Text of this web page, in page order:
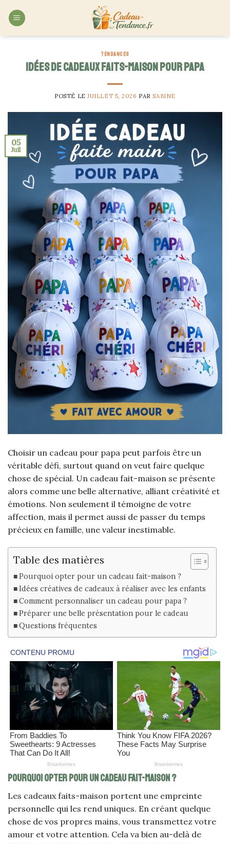
TENDANCES
Idées de cadeaux faits-maison pour papa
POSTÉ LEJUILLET 5, 2026 PARSABINE
05
Juil
Choisir un cadeau pour papa peut parfois être un
véritable défi, surtout quand on veut faire quelque
chose de spécial. Un cadeau fait-maison se présente
alors comme une belle alternative, alliant créativité et
émotions. Non seulement il témoigne de votre
affection, mais il permet aussi de passer du temps
précieux en famille, une valeur inestimable.
Table des matières
Pourquoi opter pour un cadeau fait-maison ?
Idées créatives de cadeaux à réaliser avec les enfants
Comment personnaliser un cadeau pour papa ?
Préparer une belle présentation pour le cadeau
Questions fréquentes
Pourquoi opter pour un cadeau fait-maison ?
Les cadeaux faits-maison portent une empreinte
personnelle qui les rend uniques. En créant quelque
chose de vos propres mains, vous transmettez votre
amour et votre attention. Cela va bien au-delà de